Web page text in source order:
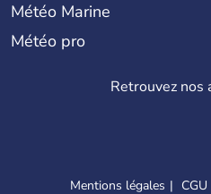
Météo Marine
Météo pro
Retrouvez nos
Mentions légales CGU